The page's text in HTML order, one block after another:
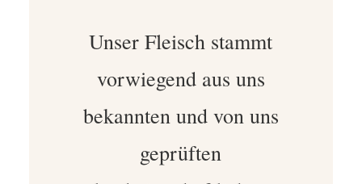
Unser Fleisch stammt
vorwiegend aus uns
bekannten und von uns
geprüften